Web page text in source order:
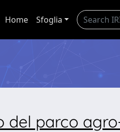
Home Sfoglia
del parco